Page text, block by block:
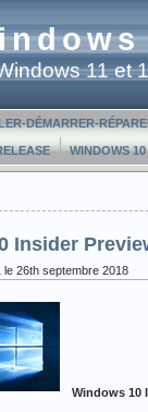
11 et
DÉMARRER-
WINDOWS
Insider
le 26th septembre 2018
Windows 10